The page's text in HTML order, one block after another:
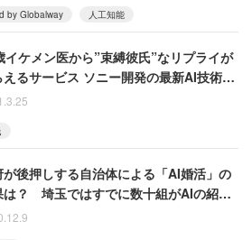
by Globalway 人工知能
イケメン医から”束縛彼氏”なリプライが
えるサービス ソニー開発の最新AI技術を
が後押しする自治体による「AI婚活」の
は？ 埼玉ではすでに数十組がAIの紹介
婚